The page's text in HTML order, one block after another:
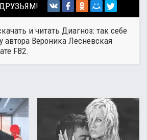
и читать Диагноз: так себе
автора Вероника Лесневская
FB2.